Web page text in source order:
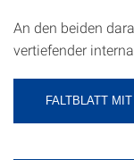
An den beiden
vertiefender
FALTBLATT